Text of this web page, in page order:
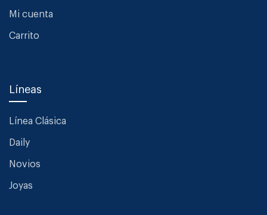
Mi cuenta
Carrito
Líneas
Línea Clásica
Daily
Novios
Joyas